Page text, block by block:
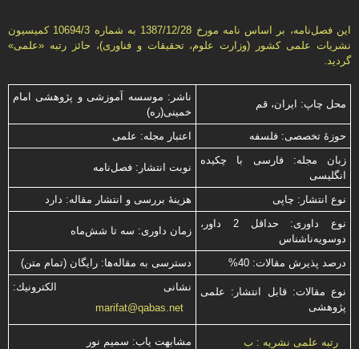
این فصل‌نامه، بر اساس نامه مورخ 1387/12/28 به شماره 10694/3 كمیسیون
نشریات علمی كشور (وزارت علوم، تحقیقات و فناوری)، حائز رتبه «علمی»
گردید.
محل چاپ: ایران، قم
ناشر: موسسه آموزشی و پژوهشی امام
خمینی(ره)
حوزۀ تخصصی: فلسفه
اعتبار مجله: علمی
زبان مجله: فارسی با چكیده
انگلیسی
نوبت انتشار: فصل‌نامه
نوع انتشار: چاپی
هزینۀ بررسی و انتشار مقاله: دارد
نوع داوری: حداقل 2 داور،
دوسویه‌ناشناس
زمان داوری: سه تا شش‌ماه
درصد پذیرش مقالات: 40% دسترسی به مقاله‌ها: رایگان (تمام متن)
نوع مقالات: قابل انتشار: علمی
پژوهشی
نشانی الكترونیك:
marifat@qabas.net
رتبه علمی نشریه : ب مشابهت ياب: سميم نور